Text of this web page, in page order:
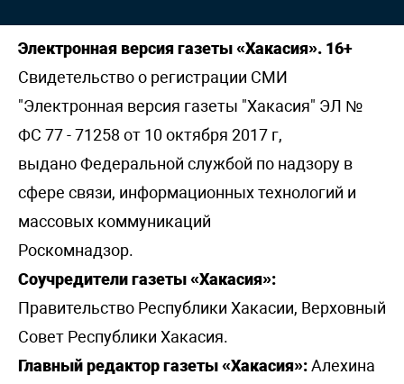
Электронная версия газеты «Хакасия». 16+
Свидетельство о регистрации СМИ
"Электронная версия газеты "Хакасия" ЭЛ №
ФС 77 - 71258 от 10 октября 2017 г,
выдано Федеральной службой по надзору в
сфере связи, информационных технологий и
массовых коммуникаций
Роскомнадзор.
Соучредители газеты «Хакасия»:
Правительство Республики Хакасии, Верховный
Совет Республики Хакасия.
Главный редактор газеты «Хакасия»:Алехина